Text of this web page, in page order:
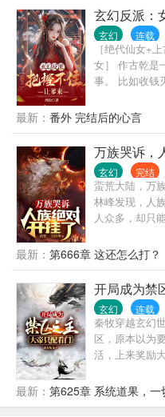
玄幻反派：
玄幻 连载
［绝代仙女+
女］ 作古乾是
事。 比如收钱
个姓苏小子的
卡车大帝送到
息是全族反派
年以后，古乾
萧、顾、林、
结交一言不合
断万古的天帝
业。 有其他穿
最新： 番外 完结后的心言
万族哭诉，
玄幻 完结
蛮荒大陆，万
林峰发现，人
人众多，却只
为“玩家”的生
从此，无人能
最新： 第666章 这还怎么打？
开局成为禁
玄幻 连载
秦牧穿越玄幻
区，原本以为
活，上来奖励
之子，奖励大
仙法一部、帝
最新： 第625章 系统道果，一